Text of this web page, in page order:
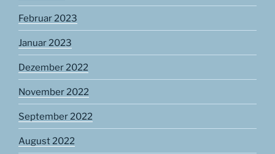
Februar 2023
Januar 2023
Dezember 2022
November 2022
September 2022
August 2022